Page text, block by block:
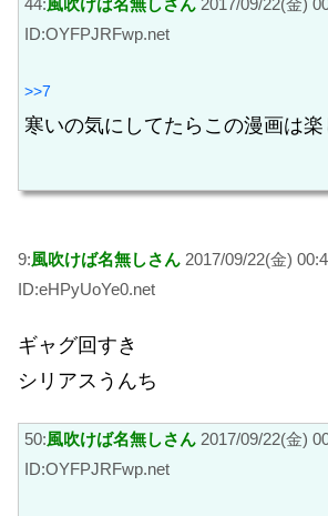
ID:OYFPJRFwp.net
>>7
寒いの気にしてたらこの漫画は楽
9:風吹けば名無しさん 2017/09/22(金)
ID:eHPyUoYe0.net
ギャグ回すき
シリアスうんち
50:風吹けば名無しさん 2017/09/22(金)
ID:OYFPJRFwp.net